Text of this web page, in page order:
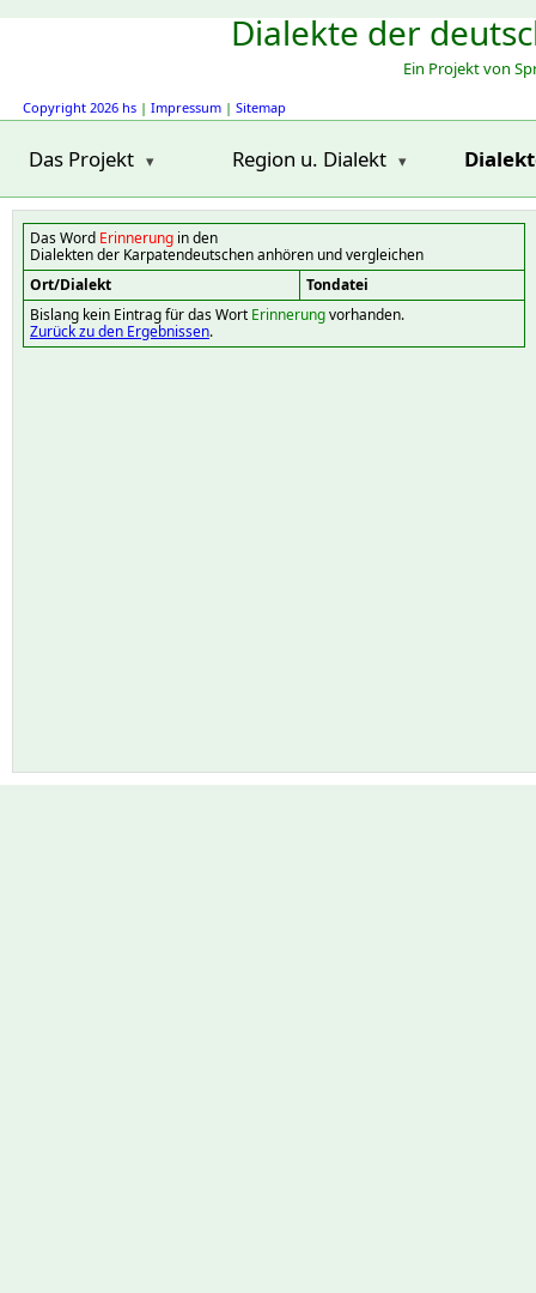
Dialekte der
Ein Projekt von
Copyright 2026 hs | Impressum | Sitemap
Das Projekt Region u. Dialekt
Das Word Erinnerung in den
Dialekten der Karpatendeutschen anhören und vergleichen
Ort/Dialekt
Tondatei
Bislang kein Eintrag für das Wort Erinnerungvorhanden.
Zurück zu den Ergebnissen.